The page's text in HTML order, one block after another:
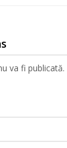
va fi publicată.